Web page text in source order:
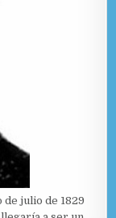
de julio de 1829